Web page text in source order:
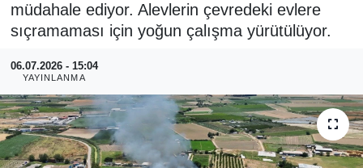
müdahale ediyor. Alevlerin çevredeki evlere
sıçramaması için yoğun çalışma yürütülüyor.
06.07.2026 - 15:04
YAYINLANMA
ASAYİŞ
RESMİ REKLAM
Haber Arşivi